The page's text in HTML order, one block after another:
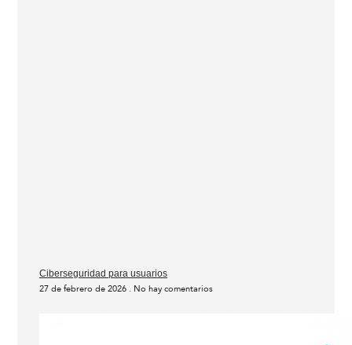
Ciberseguridad para usuarios
27 de febrero de 2026 No hay comentarios